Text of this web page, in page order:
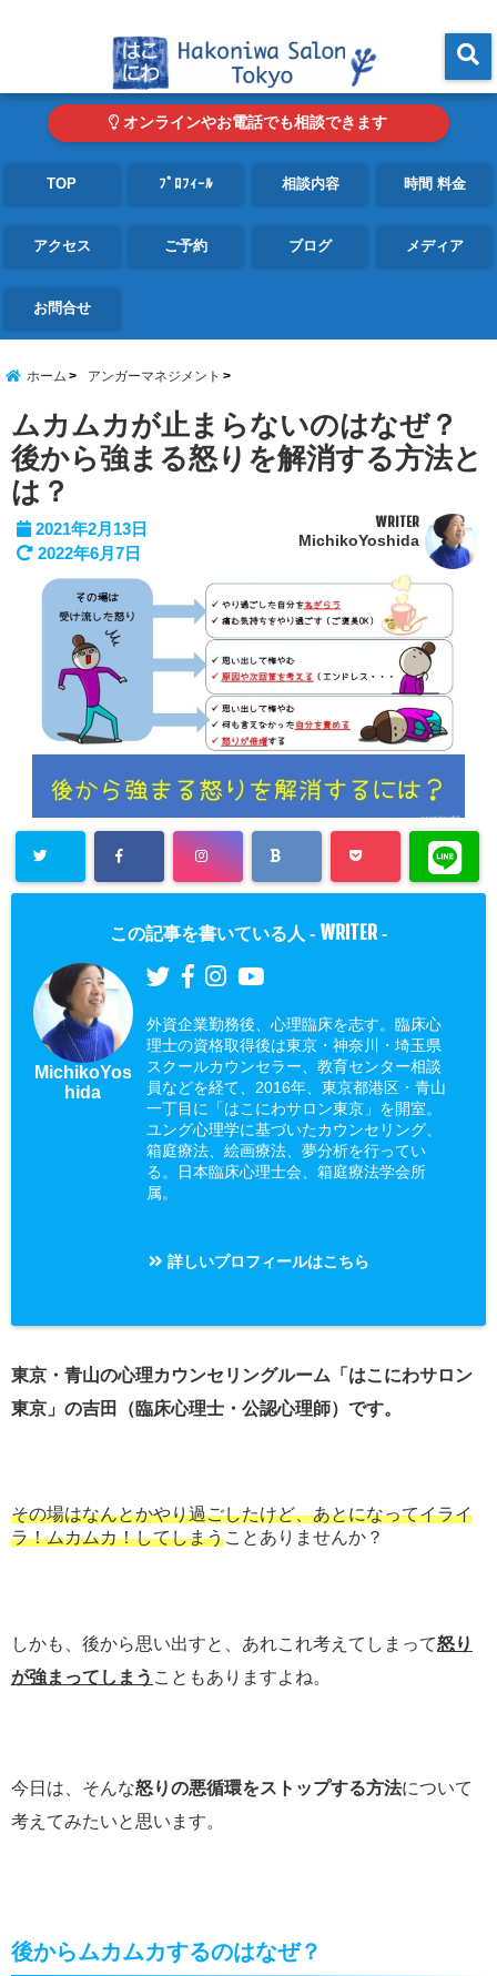
オンラインやお電話でも相談できます
TOP ﾌﾟﾛﾌｨｰﾙ 相談内容 時間 料金
アクセス ご予約 ブログ メディア
お問合せ
ホーム アンガーマネジメント
ムカムカが止まらないのはなぜ？
後から強まる怒りを解消する方法と
は？
2021年2月13日
2022年6月7日
WRITER
MichikoYoshida
この記事を書いている人 - WRITER -
MichikoYos
hida
外資企業勤務後、心理臨床を志す。臨床心
理士の資格取得後は東京・神奈川・埼玉県
スクールカウンセラー、教育センター相談
員などを経て、2016年、東京都港区・青山
一丁目に「はこにわサロン東京」を開室。
ユング心理学に基づいたカウンセリング、
箱庭療法、絵画療法、夢分析を行ってい
る。日本臨床心理士会、箱庭療法学会所
属。
詳しいプロフィールはこちら
東京・青山の心理カウンセリングルーム「はこにわサロン
東京」の吉田（臨床心理士・公認心理師）です。
その場はなんとかやり過ごしたけど、あとになってイライ
ラ！ムカムカ！してしまうことありませんか？
しかも、後から思い出すと、あれこれ考えてしまって怒り
が強まってしまう こともありますよね。
今日は、そんな怒りの悪循環をストップする方法について
考えてみたいと思います。
後からムカムカするのはなぜ？